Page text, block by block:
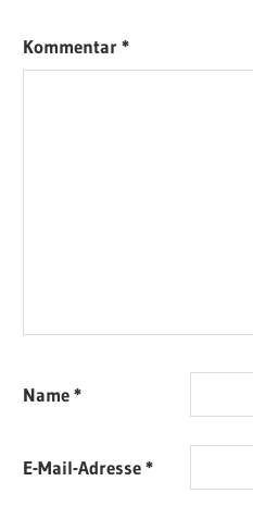
Kommentar*
Name*
E-Mail-Adresse*